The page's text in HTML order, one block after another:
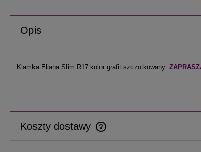
Opis
Klamka Eliana Slim R17 kolor grafit szczotkowany.
Koszty dostawy